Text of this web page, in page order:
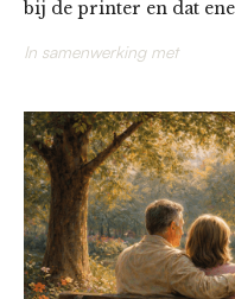
bij de printer en dat
In samenwerking met